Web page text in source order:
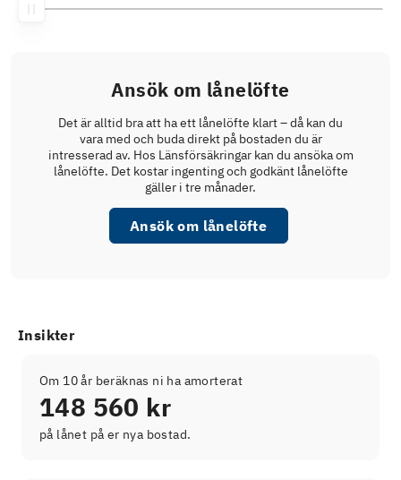
Ansök om lånelöfte
Det är alltid bra att ha ett lånelöfte klart – då kan du
vara med och buda direkt på bostaden du är
intresserad av. Hos Länsförsäkringar kan du ansöka om
lånelöfte. Det kostar ingenting och godkänt lånelöfte
gäller i tre månader.
Ansök om lånelöfte
Insikter
Om 10 år beräknas ni ha amorterat
148 560 kr
på lånet på er nya bostad.